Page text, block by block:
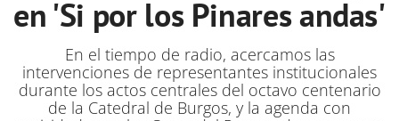
en 'Si por los Pinares andas'
En el tiempo de radio, acercamos las
intervenciones de representantes institucionales
durante los actos centrales del octavo centenario
de la Catedral de Burgos, y la agenda con